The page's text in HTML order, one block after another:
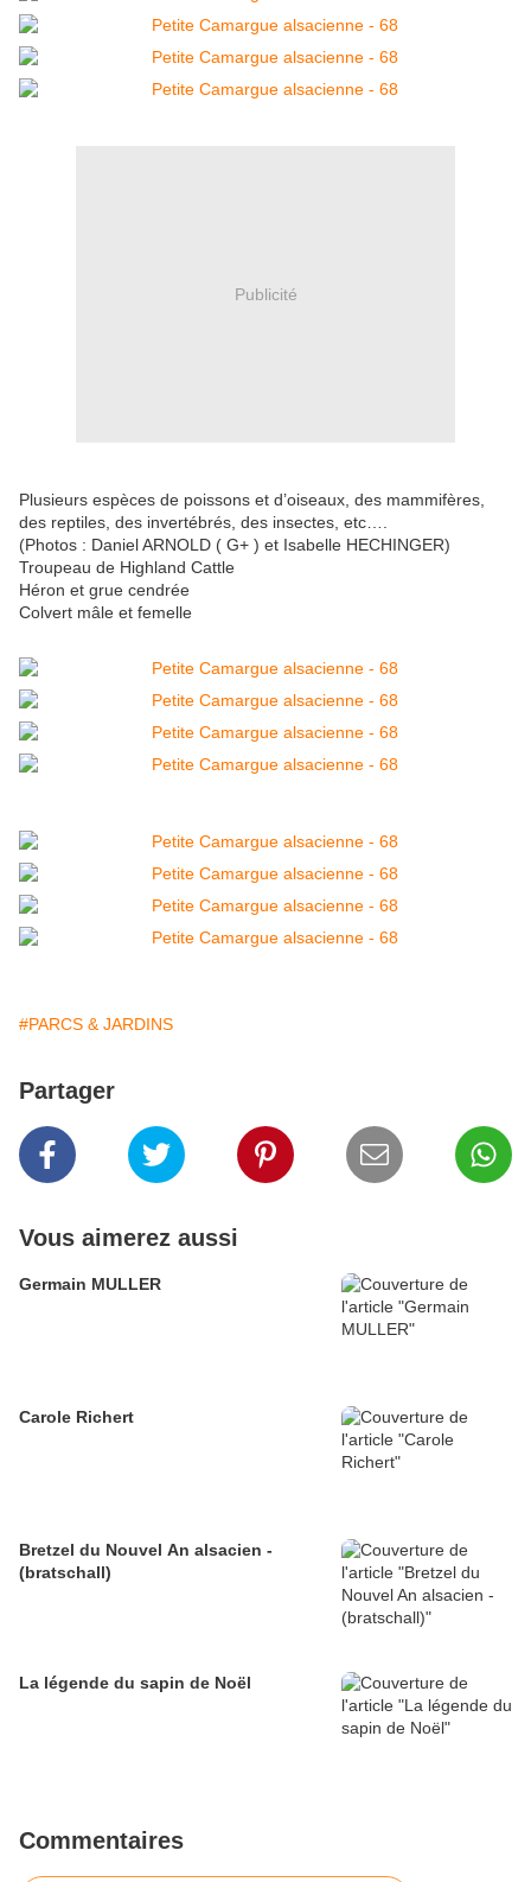
Publicité
Plusieurs espèces de poissons et d’oiseaux, des mammifères,
des reptiles, des invertébrés, des insectes, etc….
(Photos : Daniel ARNOLD ( G+ ) et Isabelle HECHINGER)
Troupeau de Highland Cattle
Héron et grue cendrée
Colvert mâle et femelle
#PARCS & JARDINS
Partager
Vous aimerez aussi
Germain MULLER
Carole Richert
Bretzel du Nouvel An alsacien -
(bratschall)
La légende du sapin de Noël
Commentaires